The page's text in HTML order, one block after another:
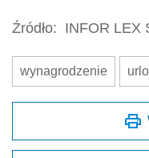
Źródło: INFOR LEX
wynagrodzenie